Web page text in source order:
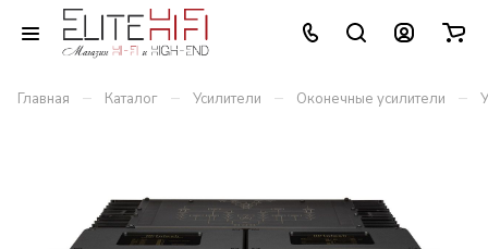
Главная – Каталог – Усилители – Оконечные усилители –